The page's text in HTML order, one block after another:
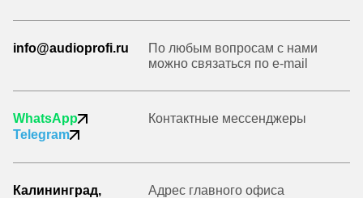
info@audioprofi.ru
По любым вопросам с нами
можно связаться по e-mail
WhatsApp
Telegram
Контактные мессенджеры
Калининград,
Адрес главного офиса